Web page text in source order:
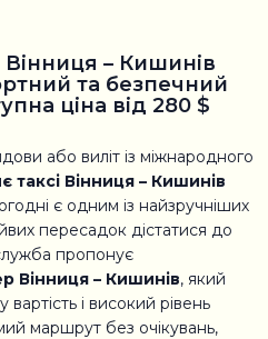
Вінниця – Кишинів
та безпечний
ціна від 280 $
або виліт із міжнародного
таксі Вінниця – Кишинів
є одним із найзручніших
пересадок дістатися до
пропонує
Вінниця – Кишинів, який
і високий рівень
маршрут без очікувань,